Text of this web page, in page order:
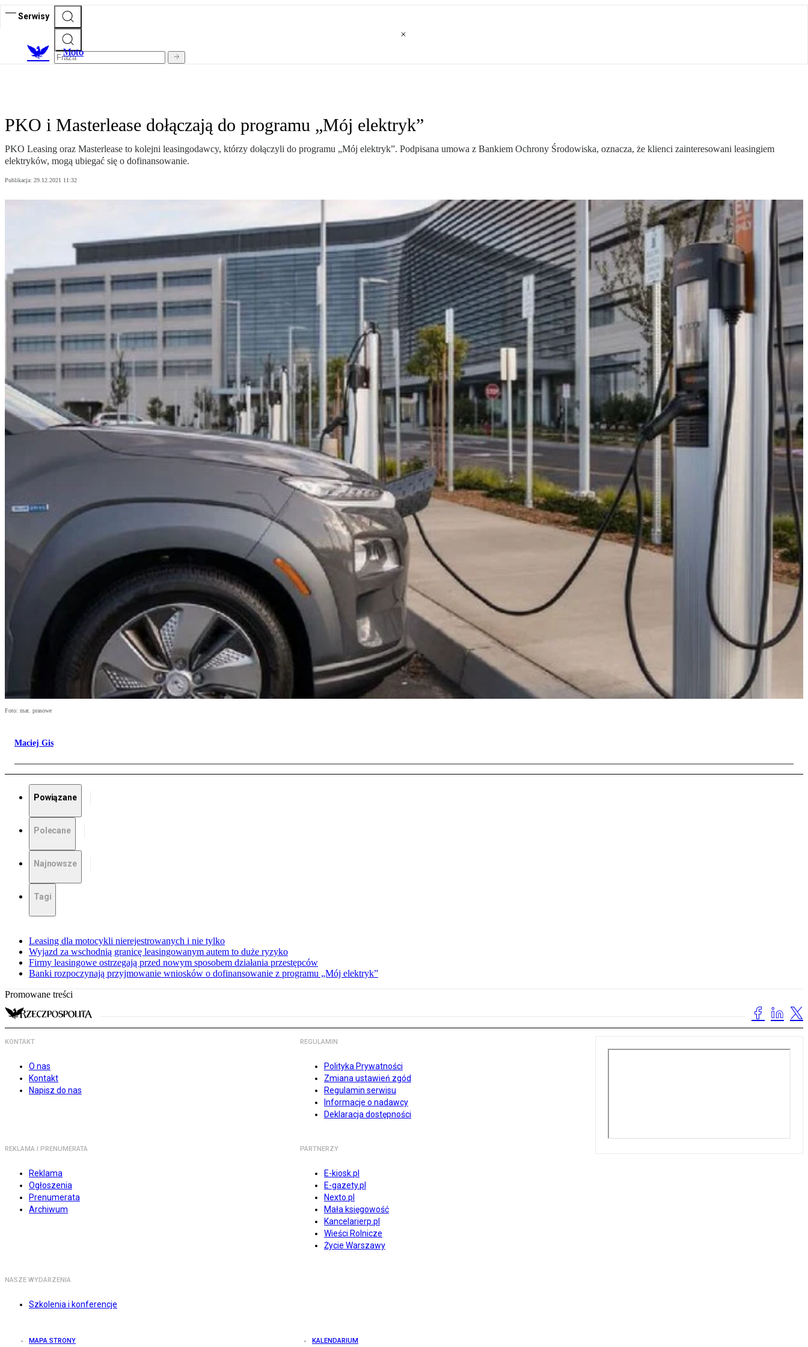
Serwisy
Moto
PKO i Masterlease dołączają do programu „Mój elektryk”
PKO Leasing oraz Masterlease to kolejni leasingodawcy, którzy dołączyli do programu „Mój elektryk”. Podpisana umowa z Bankiem Ochrony Środowiska, oznacza, że klienci zainteresowani leasingiem
elektryków, mogą ubiegać się o dofinansowanie.
Publikacja: 29.12.2021 11:32
Foto: mat. prasowe
Maciej Gis
Powiązane
Polecane
Najnowsze
Tagi
Leasing dla motocykli nierejestrowanych i nie tylko
Wyjazd za wschodnią granicę leasingowanym autem to duże ryzyko
Firmy leasingowe ostrzegają przed nowym sposobem działania przestępców
Banki rozpoczynają przyjmowanie wniosków o dofinansowanie z programu „Mój elektryk”
Promowane treści
KONTAKT
O nas
Kontakt
Napisz do nas
REGULAMIN
Polityka Prywatności
Zmiana ustawień zgód
Regulamin serwisu
Informacje o nadawcy
Deklaracja dostępności
REKLAMA I PRENUMERATA
Reklama
Ogłoszenia
Prenumerata
Archiwum
PARTNERZY
E-kiosk.pl
E-gazety.pl
Nexto.pl
Mała księgowość
Kancelarierp.pl
Wieści Rolnicze
Życie Warszawy
NASZE WYDARZENIA
Szkolenia i konferencje
MAPA STRONY KALENDARIUM